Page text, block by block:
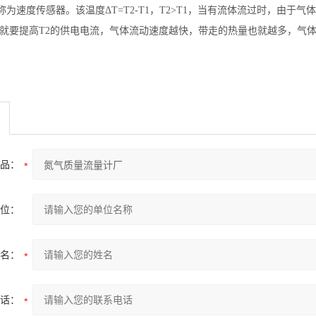
为速度传感器。该温度ΔT=T2-T1 ，T2>T1 ，当有流体流过时，由于气
要提高T2的供电电流，气体流动速度越快，带走的热量也就越多，气
：
：
：
：